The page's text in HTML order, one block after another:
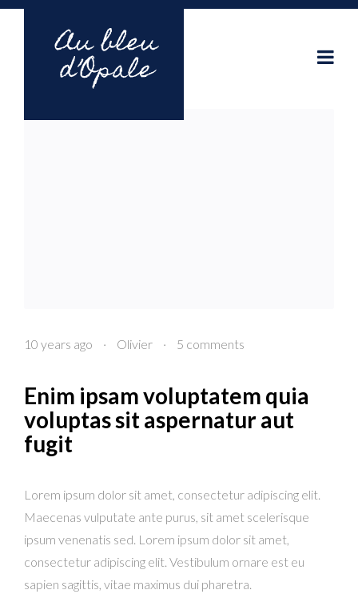
10 years ago · Olivier · 5 comments
Enim ipsam voluptatem quia
voluptas sit aspernatur aut
fugit
Lorem ipsum dolor sit amet, consectetur adipiscing elit.
Maecenas vulputate ante purus, sit amet scelerisque
ipsum venenatis sed. Lorem ipsum dolor sit amet,
consectetur adipiscing elit. Vestibulum ornare est eu
sapien sagittis, vitae maximus dui pharetra.